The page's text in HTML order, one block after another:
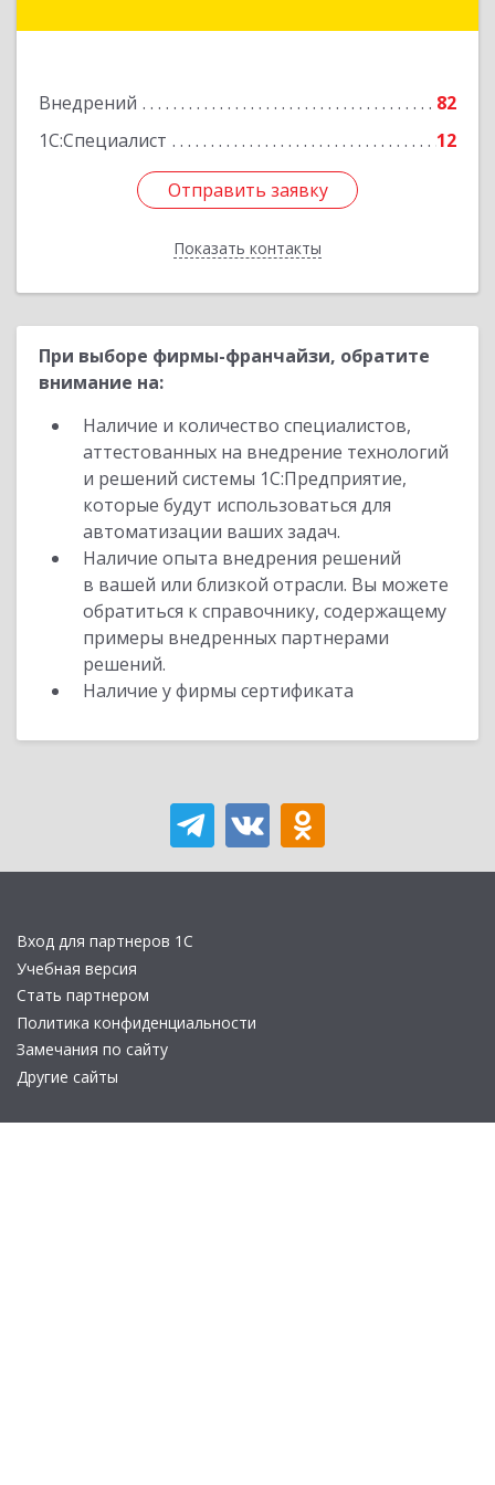
Внедрений
82
1С:Специалист
12
Отправить заявку
Показать контакты
Отправить заявку
Назад
При выборе фирмы-франчайзи, обратите
внимание на:
Наличие и количество специалистов,
аттестованных на внедрение технологий
и решений системы 1С:Предприятие,
которые будут использоваться для
автоматизации ваших задач.
Наличие опыта внедрения решений
в вашей или близкой отрасли. Вы можете
обратиться к справочнику, содержащему
примеры внедренных партнерами
решений.
Наличие у фирмы сертификата
Вход для партнеров 1С
Учебная версия
Стать партнером
Политика конфиденциальности
Замечания по сайту
Другие сайты